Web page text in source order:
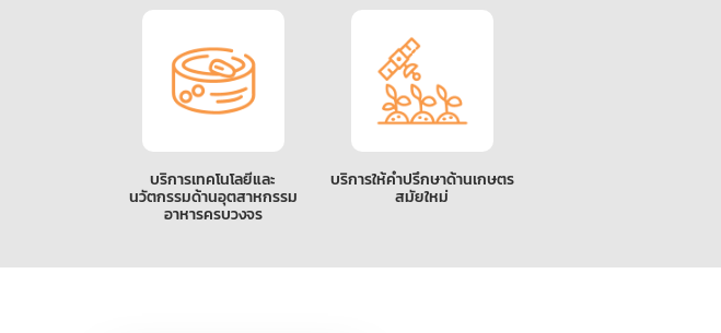
บริการเทคโนโลยีและ
นวัตกรรมด้านอุตสาหกรรม
อาหารครบวงจร
บริการให้คำปรึกษาด้านเกษตร
สมัยใหม่